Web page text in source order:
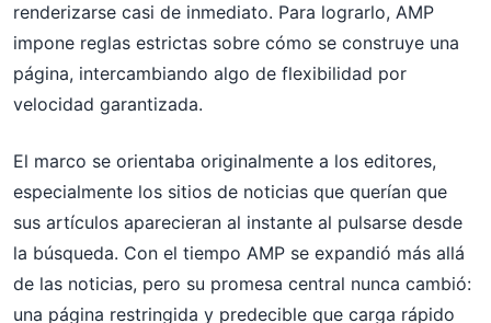
renderizarse casi de inmediato. Para lograrlo, AMP
impone reglas estrictas sobre cómo se construye una
página, intercambiando algo de flexibilidad por
velocidad garantizada.
El marco se orientaba originalmente a los editores,
especialmente los sitios de noticias que querían que
sus artículos aparecieran al instante al pulsarse desde
la búsqueda. Con el tiempo AMP se expandió más allá
de las noticias, pero su promesa central nunca cambió:
una página restringida y predecible que carga rápido